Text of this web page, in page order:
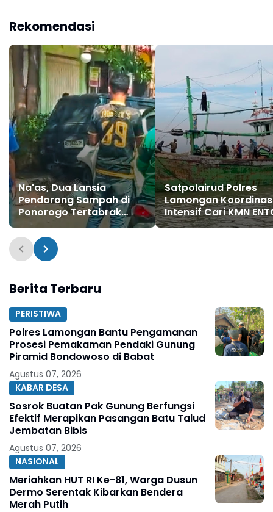
Rekomendasi
Na'as, Dua Lansia
Pendorong Sampah di
Ponorogo Tertabrak
Mobil Datsun, Satu
Meninggal Dunia, Satu
Luka-Luka
Satpolairud Polres
Lamongan
Intensif Cari KMN
yang Hilang Kontak di
Berita Terbaru
PERISTIWA
Polres Lamongan Bantu Pengamanan
Prosesi Pemakaman Pendaki Gunung
Piramid Bondowoso di Babat
Agustus 07, 2026
KABAR DESA
Sosrok Buatan Pak Gunung Berfungsi
Efektif Merapikan Pasangan Batu Talud
Jembatan Bibis
Agustus 07, 2026
NASIONAL
Meriahkan HUT RI Ke-81, Warga Dusun
Dermo Serentak Kibarkan Bendera
Merah Putih